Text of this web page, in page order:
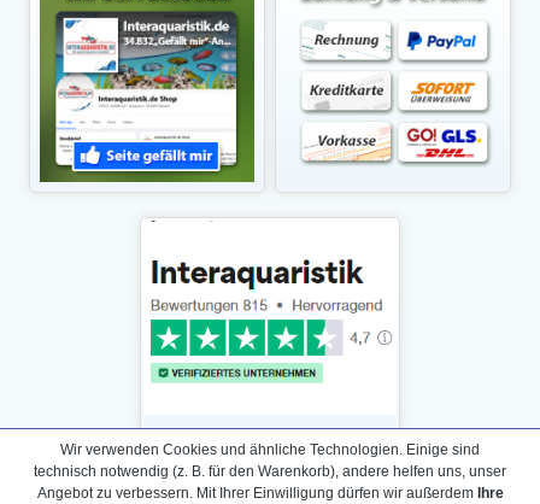
Wir verwenden Cookies und ähnliche Technologien. Einige sind
technisch notwendig (z. B. für den Warenkorb), andere helfen uns, unser
Angebot zu verbessern. Mit Ihrer Einwilligung dürfen wir außerdem Ihre